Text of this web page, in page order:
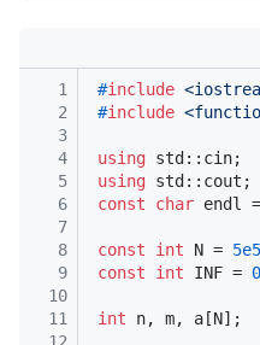
检
测
到
KaTeX
加
载
失
败，
可
能
会
导
1
2
3
4
5
6
7
8
9
10
11
#include
#include
using std::cin;
using std::cout;
const
char endl =
const int N = 5e5
const
int INF =
int n, m, a[N];